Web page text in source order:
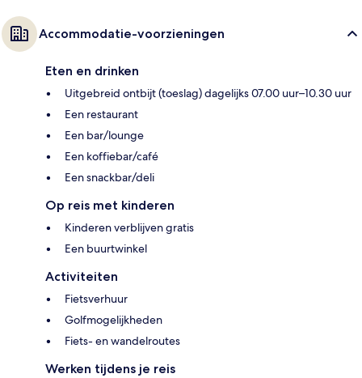
Accommodatie-voorzieningen
Eten en drinken
Uitgebreid ontbijt (toeslag) dagelijks 07.00 uur–10.30 uur
Een restaurant
Een bar/lounge
Een koffiebar/café
Een snackbar/deli
Op reis met kinderen
Kinderen verblijven gratis
Een buurtwinkel
Activiteiten
Fietsverhuur
Golfmogelijkheden
Fiets- en wandelroutes
Werken tijdens je reis